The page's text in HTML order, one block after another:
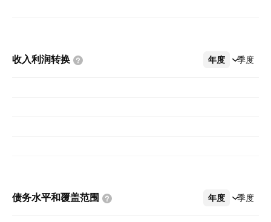
收入利润转换 年度 季度
更多
债务水平和覆盖范围 年度 季度
更多